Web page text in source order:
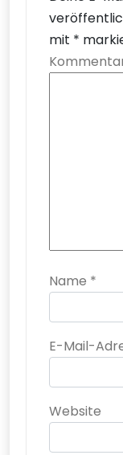
mit *
Name *
E-Mail-
Website